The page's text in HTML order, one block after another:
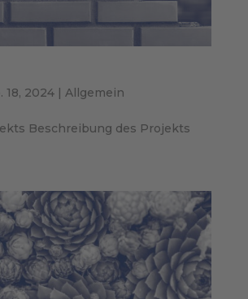
18, 2024| Allgemein
Beschreibung des Projekts